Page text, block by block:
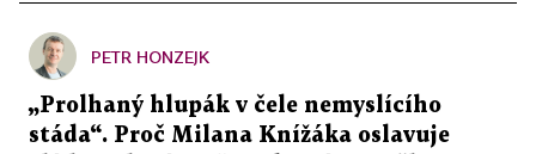
PETR HONZEJK
„Prolhaný hlupák v čele nemyslícího
stáda“. Proč Milana Knížáka oslavuje